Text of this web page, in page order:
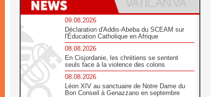
09.08.2026
Déclaration d'Addis-Abeba du SCEAM sur
l'Éducation Catholique en Afrique
08.08.2026
En Cisjordanie, les chrétiens se sentent
seuls face à la violence des colons
08.08.2026
Léon XIV au sanctuaire de Notre Dame du
Bon Conseil à Genazzano en septembre